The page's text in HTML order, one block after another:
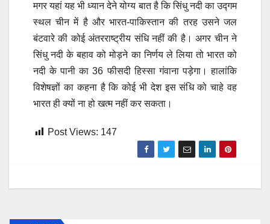
मगर यहां यह भी ध्यान देने योग्य बात है कि सिंधु नदी का उद्गम
स्थल चीन में है और भारत-पाकिस्तान की तरह उसने जल
बंटवारे की कोई अंतरराष्ट्रीय संधि नहीं की है। अगर चीन ने
सिंधु नदी के बहाव को मोड़ने का निर्णय ले लिया तो भारत को
नदी के पानी का 36 फीसदी हिस्सा गंवाना पड़ेगा। हालांकि
विशेषज्ञों का कहना है कि कोई भी देश इस संधि को चाहे वह
भारत ही क्यों ना हो खत्म नहीं कर सकता।
Post Views: 147